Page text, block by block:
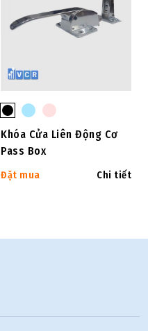
Khóa Cửa Liên Động Cơ
Pass Box
Đặt mua Chi tiết